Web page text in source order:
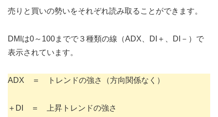
売りと買いの勢いをそれぞれ読み取ることができます。
DMIは0～100までで３種類の線（ADX、DI＋、DI－）で
表示されています。
ADX ＝ トレンドの強さ（方向関係なく）
＋DI ＝ 上昇トレンドの強さ